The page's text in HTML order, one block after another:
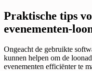
Praktische tips
evenementen-
Ongeacht de gebruikte
kunnen helpen om de
evenementen efficiënter te